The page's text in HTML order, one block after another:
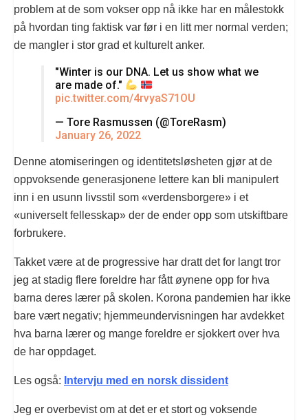
problem at de som vokser opp nå ikke har en målestokk
på hvordan ting faktisk var før i en litt mer normal verden;
de mangler i stor grad et kulturelt anker.
"Winter is our DNA. Let us show what we
are made of."
pic.twitter.com/4rvyaS71OU
— Tore Rasmussen (@ToreRasm)
January 26, 2022
Denne atomiseringen og identitetsløsheten gjør at de
oppvoksende generasjonene lettere kan bli manipulert
inn i en usunn livsstil som «verdensborgere» i et
«universelt fellesskap» der de ender opp som utskiftbare
forbrukere.
Takket være at de progressive har dratt det for langt tror
jeg at stadig flere foreldre har fått øynene opp for hva
barna deres lærer på skolen. Korona pandemien har ikke
bare vært negativ; hjemmeundervisningen har avdekket
hva barna lærer og mange foreldre er sjokkert over hva
de har oppdaget.
Les også: Intervju med en norsk dissident
Jeg er overbevist om at det er et stort og voksende